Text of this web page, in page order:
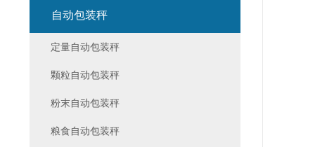
自动包装秤
定量自动包装秤
颗粒自动包装秤
粉末自动包装秤
粮食自动包装秤